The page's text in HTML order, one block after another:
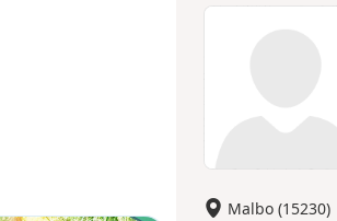
Malbo (15230)